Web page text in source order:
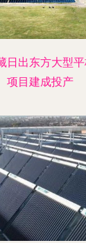
日出东方大型
项目建成投产